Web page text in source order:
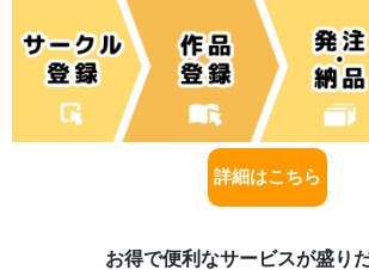
詳細はこちら
お得で便利なサービスが盛り